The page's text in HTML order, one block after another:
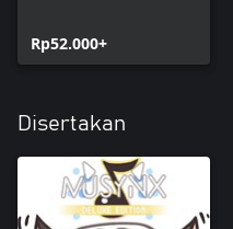
Rp52.000+
Disertakan